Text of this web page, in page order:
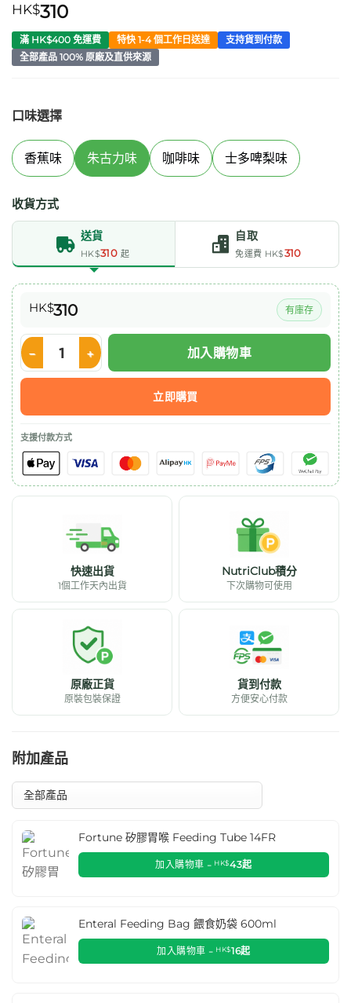
HK$310
滿 HK$400 免運費 特快 1-4 個工作日送達
支持貨到付款
全部產品 100% 原廠及直供來源
口味選擇
香蕉味 朱古力味 咖啡味 士多啤梨味
收貨方式
送貨
HK$310 起
自取
免運費 HK$310
HK$310 有庫存
Nestle OPTIFAST Shake 代餐奶昔 53g x12包 (朱古力味) 數量
加入購物車
立即購買
支援付款方式
快速出貨
1個工作天內出貨
NutriClub積分
下次購物可使用
原廠正貨
原裝包裝保證
貨到付款
方便安心付款
附加產品
Fortune 矽膠胃喉 Feeding Tube 14FR
加入購物車 - HK$43起
Enteral Feeding Bag 餵食奶袋 600ml
加入購物車 - HK$16起